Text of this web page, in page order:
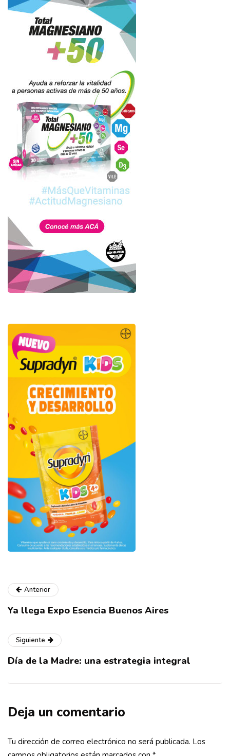
Anterior
Ya llega Expo Esencia Buenos Aires
Siguiente
Día de la Madre: una estrategia integral
Deja un comentario
Tu dirección de correo electrónico no será publicada. Los